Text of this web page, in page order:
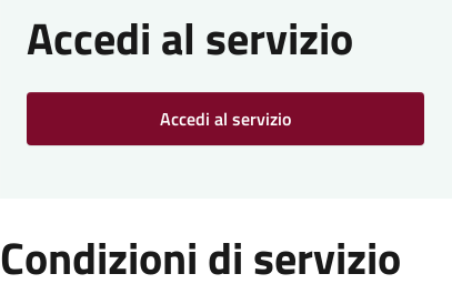
Accedi al servizio
Accedi al servizio
Condizioni di servizio